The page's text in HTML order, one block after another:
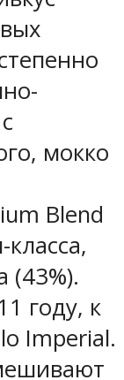
мокко
Blend
(43%).
году, к
Imperial.